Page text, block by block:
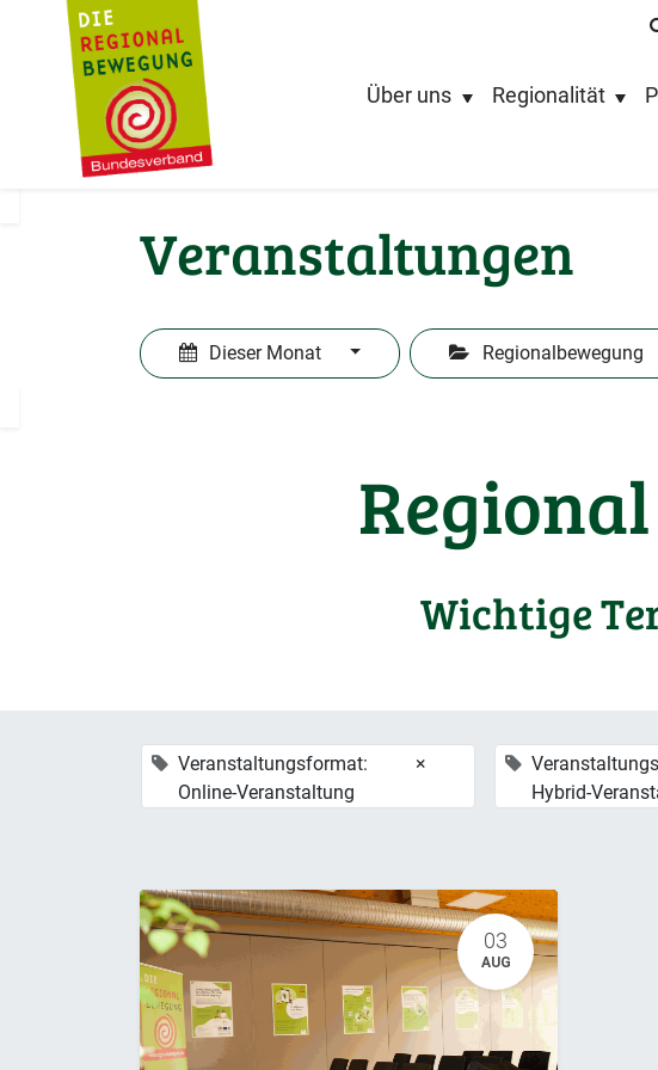
Über uns Regionalität
Veranstaltungen
Dieser Monat Regionalbewegung
Wichtige
Veranstaltungsformat:
Online-Veranstaltung
×
Hybrid-
03
AUG